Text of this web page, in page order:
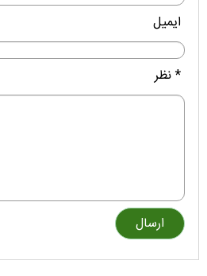
ایمیل
* نظر